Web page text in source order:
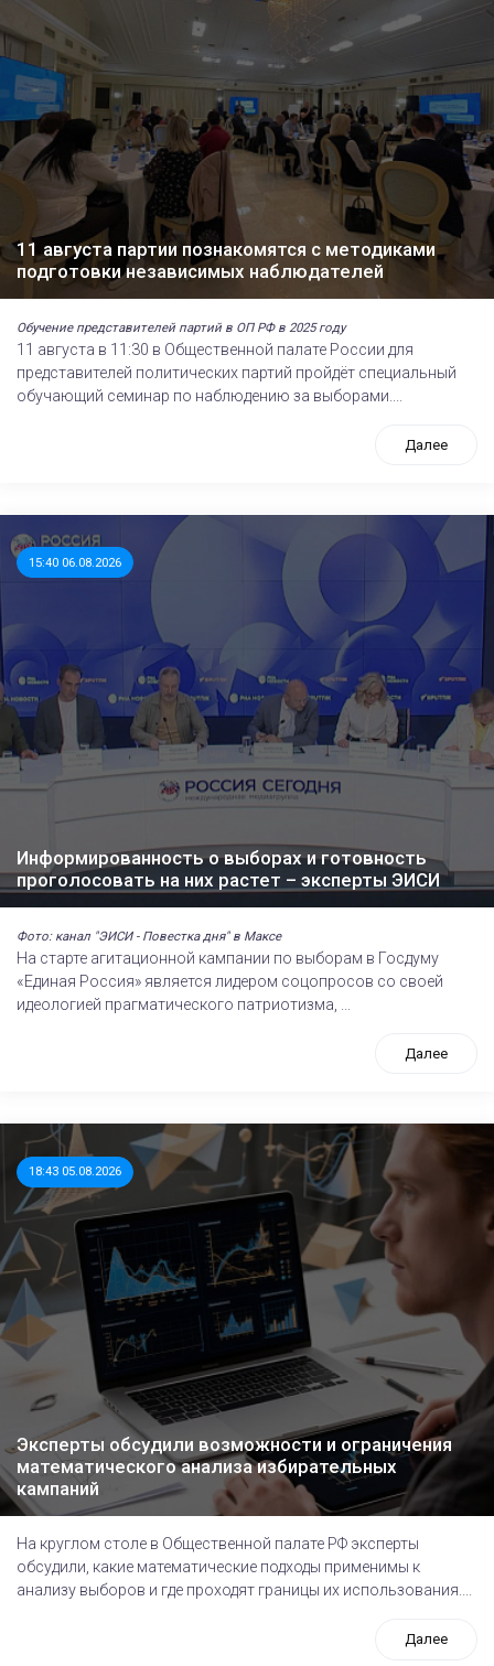
11 августа партии познакомятся с методиками
подготовки независимых наблюдателей
Обучение представителей партий в ОП РФ в 2025 году
11 августа в 11:30 в Общественной палате России для
представителей политических партий пройдёт специальный
обучающий семинар по наблюдению за выборами....
Далее
15:40 06.08.2026
Информированность о выборах и готовность
проголосовать на них растет – эксперты ЭИСИ
Фото: канал "ЭИСИ - Повестка дня" в Максе
На старте агитационной кампании по выборам в Госдуму
«Единая Россия» является лидером соцопросов со своей
идеологией прагматического патриотизма, ...
Далее
18:43 05.08.2026
Эксперты обсудили возможности и ограничения
математического анализа избирательных
кампаний
На круглом столе в Общественной палате РФ эксперты
обсудили, какие математические подходы применимы к
анализу выборов и где проходят границы их использования....
Далее